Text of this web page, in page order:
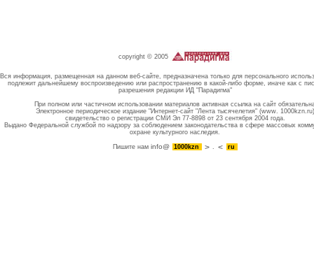
copyright © 2005
Вся информация, размещенная на данном веб-сайте, предназначена только для персонального
подлежит дальнейшему воспроизведению или распространению в какой-либо форме, иначе как с
разрешения редакции ИД "Парадигма"
При полном или частичном использовании материалов активная ссылка на сайт
Электронное периодическое издание "Интернет-сайт "Лента тысячелетия" (www. 1000kzn.ru)
свидетельство о регистрации СМИ Эл 77-8898 от 23 сентября 2004 года.
Выдано Федеральной службой по надзору за соблюдением законодательства в сфере массовых
охране культурного наследия.
Пишите намinfo@ 1000kzn . ru